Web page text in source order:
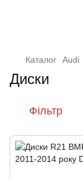
Каталог Audi
Диски
Фільтр